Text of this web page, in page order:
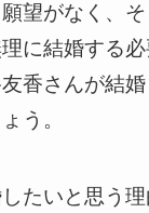
望がなく、
に結婚する
香さんが結
う。
たいと思う